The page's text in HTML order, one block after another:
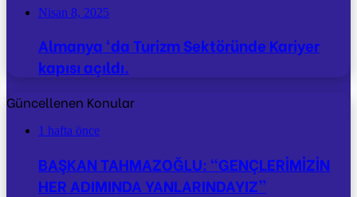
Nisan 8, 2025
Almanya ‘da Turizm Sektöründe Kariyer
kapısı açıldı.
Güncellenen Konular
1 hafta önce
BAŞKAN TAHMAZOĞLU: “GENÇLERİMİZİN
HER ADIMINDA YANLARINDAYIZ”